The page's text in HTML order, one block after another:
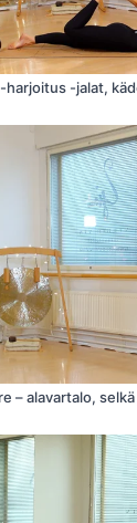
harjoitus -jalat,
– alavartalo,